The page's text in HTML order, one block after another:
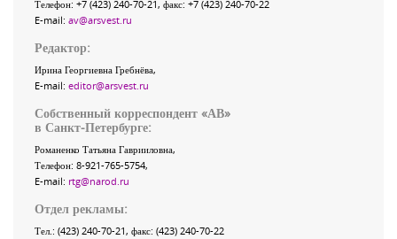
Телефон: +7 (423) 240-70-21, факс: +7 (423) 240-70-22
E-mail: av@arsvest.ru
Редактор:
Ирина Георгиевна Гребнёва,
E-mail: editor@arsvest.ru
Собственный корреспондент «АВ»
в Санкт-Петербурге:
Романенко Татьяна Гаврииловна,
Телефон: 8-921-765-5754,
E-mail: rtg@narod.ru
Отдел рекламы:
Тел.: (423) 240-70-21, факс: (423) 240-70-22